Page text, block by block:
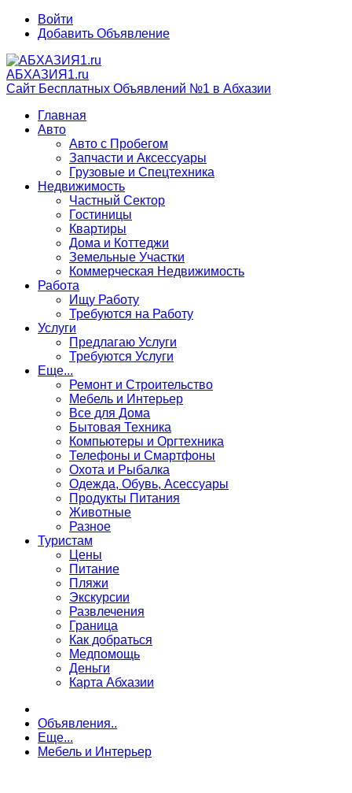
Войти
Добавить Объявление
АБХАЗИЯ1.ru
Сайт Бесплатных Объявлений №1 в Абхазии
Главная
Авто
Авто с Пробегом
Запчасти и Аксессуары
Грузовые и Спецтехника
Недвижимость
Частный Сектор
Гостиницы
Квартиры
Дома и Коттеджи
Земельные Участки
Коммерческая Недвижимость
Работа
Ищу Работу
Требуются на Работу
Услуги
Предлагаю Услуги
Требуются Услуги
Еще...
Ремонт и Строительство
Мебель и Интерьер
Все для Дома
Бытовая Техника
Компьютеры и Оргтехника
Телефоны и Смартфоны
Охота и Рыбалка
Одежда, Обувь, Асессуары
Продукты Питания
Животные
Разное
Туристам
Цены
Питание
Пляжи
Экскурсии
Развлечения
Граница
Как добраться
Медпомощь
Деньги
Карта Абхазии
Объявления..
Еще...
Мебель и Интерьер